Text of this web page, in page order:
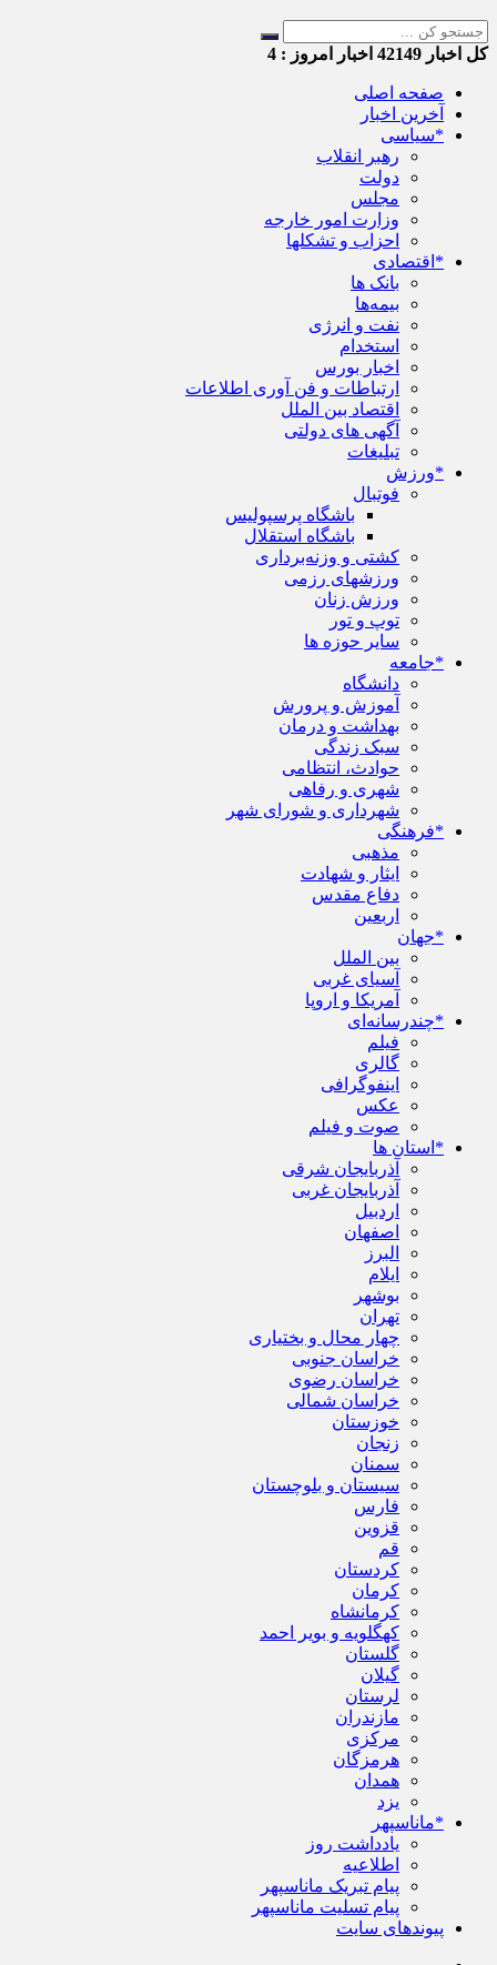
کل اخبار اخبار امروز : 4
صفحه اصلی
آخرین اخبار
*سیاسی
رهبر انقلاب
دولت
مجلس
وزارت امور خارجه
احزاب و تشکلها
*اقتصادی
بانک ها
بیمه‌ها
نفت و انرژی
استخدام
اخبار بورس
ارتباطات و فن آوری اطلاعات
اقتصاد بین الملل
آگهی های دولتی
تبلیغات
*ورزش
فوتبال
باشگاه پرسپولیس
باشگاه استقلال
کشتی و وزنه‌برداری
ورزشهای رزمی
ورزش زنان
توپ و تور
سایر حوزه ها
*جامعه
دانشگاه
آموزش و پرورش
بهداشت و درمان
سبک زندگی
حوادث، انتظامی
شهری و رفاهی
شهرداری و شورای شهر
*فرهنگی
مذهبی
ایثار و شهادت
دفاع مقدس
اربعین
*جهان
بین الملل
آسیای غربی
آمریکا و اروپا
*چندرسانه‌ای
فیلم
گالری
اینفوگرافی
عکس
صوت و فیلم
*استان ها
آذربایجان شرقی
آذربایجان غربی
اردبیل
اصفهان
البرز
ایلام
بوشهر
تهران
چهار محال و بختیاری
خراسان جنوبی
خراسان رضوی
خراسان شمالی
خوزستان
زنجان
سمنان
سیستان و بلوچستان
فارس
قزوین
قم
کردستان
کرمان
کرمانشاه
کهگلویه و بویر احمد
گلستان
گیلان
لرستان
مازندران
مرکزی
هرمزگان
همدان
یزد
*ماناسپهر
یادداشت روز
اطلاعیه
پیام تبریک ماناسپهر
پیام تسلیت ماناسپهر
پیوندهای سایت